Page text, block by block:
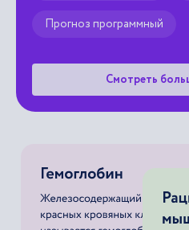
Прогноз программный
Смотреть